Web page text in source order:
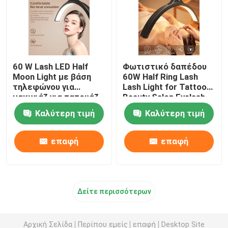
60 W Lash LED Half
Moon Light με βάση
τηλεφώνου για
μακιγιάζ για τατουάζ
φρυδιών Half Ring
Lamp Καλύτερη τιμή
επαφή
Φωτιστικό δαπέδου
60W Half Ring Lash
Lash Light for Tattoo
Beauty Salon Eyelash
Καλύτερη τιμή
επαφή
Δείτε περισσότερων
Αρχική Σελίδα Περίπου εμείς επαφή Desktop Site